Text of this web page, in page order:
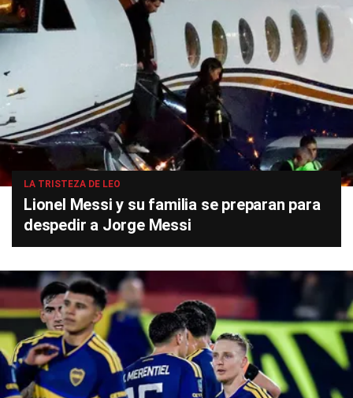
LA TRISTEZA DE LEO
Lionel Messi y su familia se preparan para
despedir a Jorge Messi